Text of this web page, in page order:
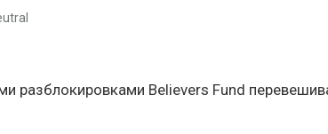
разблокировками Believers Fund